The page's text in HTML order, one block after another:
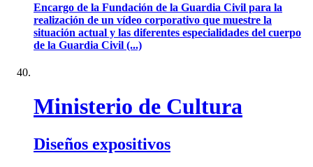
Encargo de la Fundación de la Guardia Civil para la
realización de un vídeo corporativo que muestre la
situación actual y las diferentes especialidades del cuerpo
de la Guardia Civil (...)
Ministerio de Cultura
Diseños expositivos